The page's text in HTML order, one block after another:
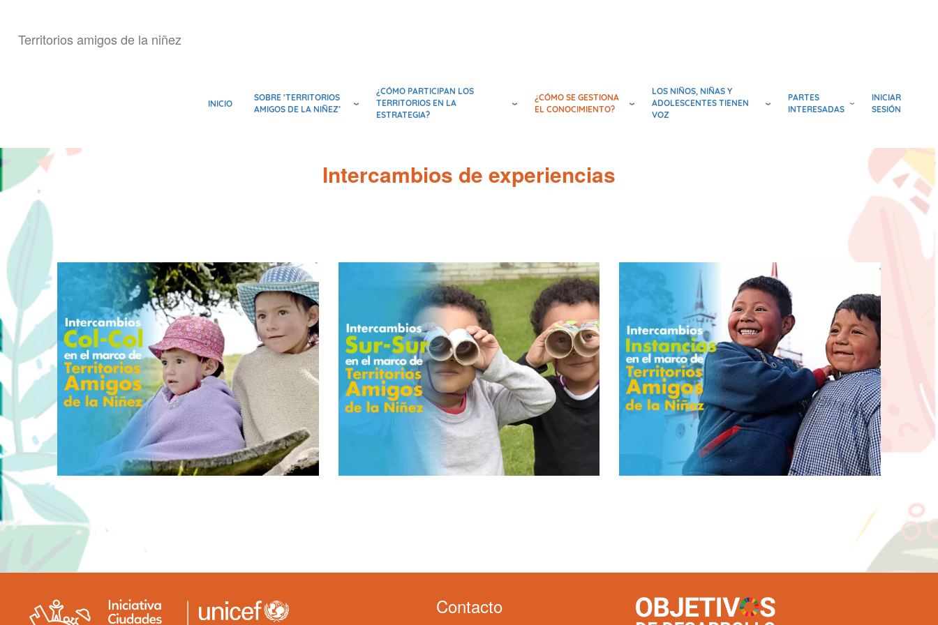
contenido
Territorios amigos de la niñez
INICIO
SOBRE ‘TERRITORIOS
AMIGOS DE LA NIÑEZ’
¿CÓMO PARTICIPAN LOS
TERRITORIOS EN LA
ESTRATEGIA?
¿CÓMO SE GESTIONA
EL CONOCIMIENTO?
LOS NIÑOS, NIÑAS Y
ADOLESCENTES TIENEN
VOZ
PARTES
INTERESADAS
INICIAR
SESIÓN
Intercambios de experiencias
Contacto